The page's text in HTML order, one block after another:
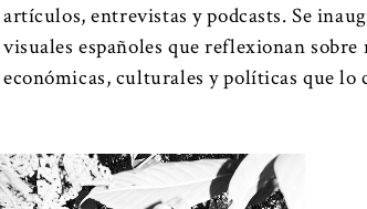
artículos, entrevistas y podcasts. Se
visuales españoles que reflexionan
económicas, culturales y políticas que